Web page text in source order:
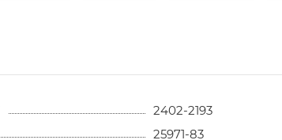
2402-2193
25971-83